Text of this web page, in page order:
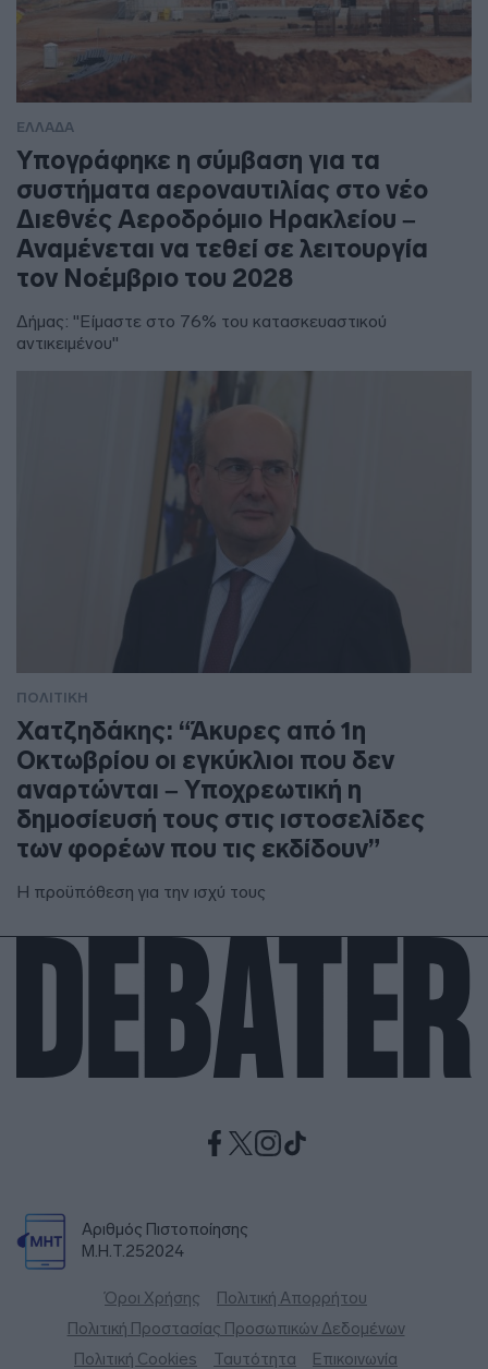
ΕΛΛΑΔΑ
Υπογράφηκε η σύμβαση για τα
συστήματα αεροναυτιλίας στο νέο
Διεθνές Αεροδρόμιο Ηρακλείου –
Αναμένεται να τεθεί σε λειτουργία
τον Νοέμβριο του 2028
Δήμας: "Είμαστε στο 76% του κατασκευαστικού
αντικειμένου"
ΠΟΛΙΤΙΚΗ
Χατζηδάκης: “Άκυρες από 1η
Οκτωβρίου οι εγκύκλιοι που δεν
αναρτώνται – Υποχρεωτική η
δημοσίευσή τους στις ιστοσελίδες
των φορέων που τις εκδίδουν”
Η προϋπόθεση για την ισχύ τους
Αριθμός Πιστοποίησης
Μ.Η.Τ.252024
Όροι Χρήσης
Πολιτική Απορρήτου
Πολιτική Προστασίας Προσωπικών Δεδομένων
Πολιτική Cookies
Ταυτότητα Επικοινωνία